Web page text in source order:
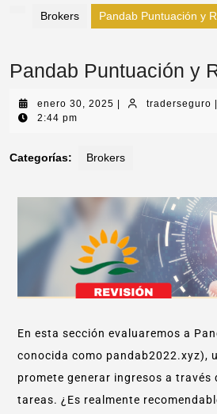
Brokers Pandab Puntuación y
Pandab Puntuación y
enero 30, 2025 traderseguro
2:44 pm
Categorías: Brokers
En esta sección evaluaremos a
conocida como pandab2022.xyz),
promete generar ingresos a través
tareas. ¿Es realmente